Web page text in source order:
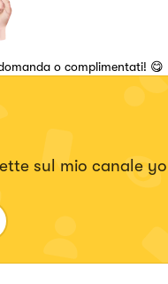
o complimentati! 😋
sul mio canale